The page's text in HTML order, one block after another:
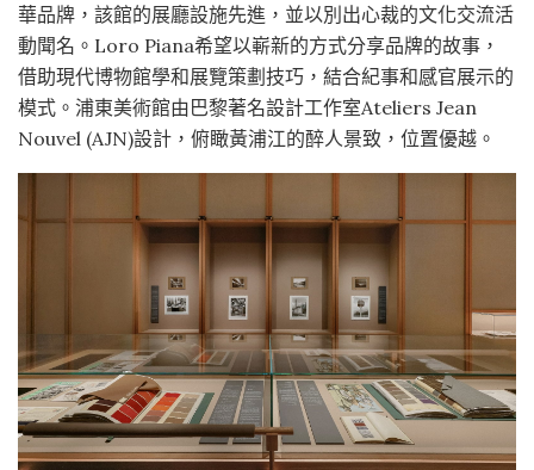
華品牌，該館的展廳設施先進，並以別出心裁的文化交流活
動聞名。Loro Piana希望以嶄新的方式分享品牌的故事，
借助現代博物館學和展覽策劃技巧，結合紀事和感官展示的
模式。浦東美術館由巴黎著名設計工作室Ateliers Jean
Nouvel (AJN)設計，俯瞰黃浦江的醉人景致，位置優越。